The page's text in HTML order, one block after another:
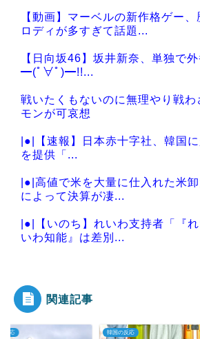
【動画】マーベルの新作格ゲー
ロディが多すぎて話題...
【日向坂46】坂井新奈、単独で
━(ﾟ∀ﾟ)━!!...
戦いたくもないのに無理やり戦わ
モンが可哀想
|●|【速報】日本赤十字社、韓国
を提供「...
|●|高値で米を大量に仕入れた米
によって決算が凄...
|●|【いのち】れいわ支持者「『
いわ知能』は差別...
関連記事
反応 韓国の反応